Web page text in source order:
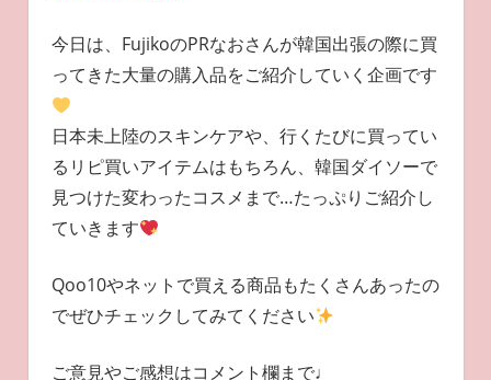
今日は、FujikoのPRなおさんが韓国出張の際に買
ってきた大量の購入品をご紹介していく企画です
日本未上陸のスキンケアや、行くたびに買ってい
るリピ買いアイテムはもちろん、韓国ダイソーで
見つけた変わったコスメまで…たっぷりご紹介し
ていきます
Qoo10やネットで買える商品もたくさんあったの
でぜひチェックしてみてください
ご意見やご感想はコメント欄まで♩